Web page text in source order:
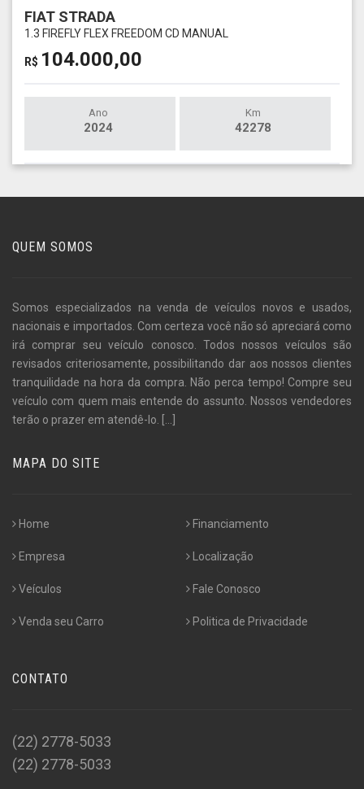
FIAT STRADA
1.3 FIREFLY FLEX FREEDOM CD MANUAL
R$ 104.000,00
Ano
2024
Km
42278
QUEM SOMOS
Somos especializados na venda de veículos novos e usados,
nacionais e importados. Com certeza você não só apreciará como
irá comprar seu veículo conosco. Todos nossos veículos são
revisados criteriosamente, possibilitando dar aos nossos clientes
tranquilidade na hora da compra. Não perca tempo! Compre seu
veículo com quem mais entende do assunto. Nossos vendedores
terão o prazer em atendê-lo.
MAPA DO SITE
Home
Empresa
Veículos
Venda seu Carro
Financiamento
Localização
Fale Conosco
Politica de Privacidade
CONTATO
(22) 2778-5033
(22) 2778-5033